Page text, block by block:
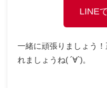
LINE
一緒に頑張りましょう
れましょうね( ´∀`)。